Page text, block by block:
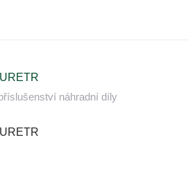
náhradní díly